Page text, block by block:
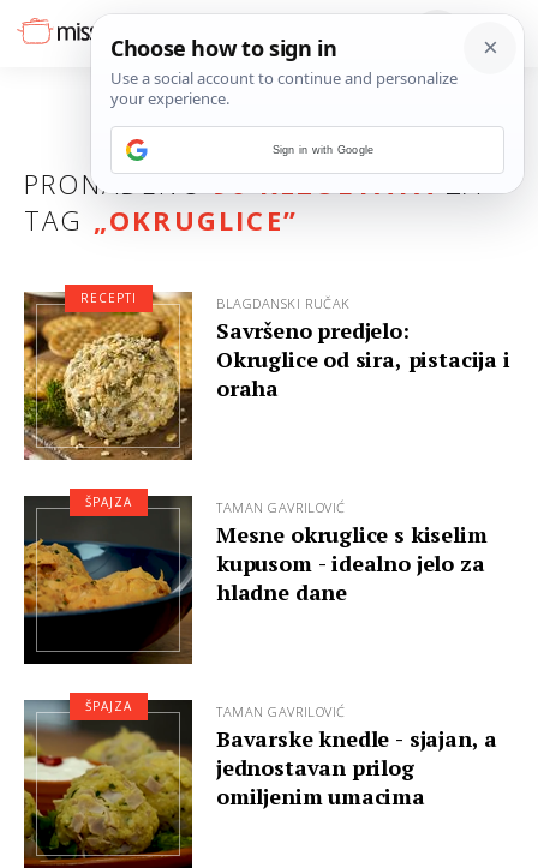
PRONAĐENO90 REZULTATAZA
TAG „OKRUGLICE”
BLAGDANSKI RUČAK
Savršeno predjelo:
Okruglice od sira, pistacija i
oraha
RECEPTI
TAMAN GAVRILOVIĆ
Mesne okruglice s kiselim
kupusom - idealno jelo za
hladne dane
ŠPAJZA
TAMAN GAVRILOVIĆ
Bavarske knedle - sjajan, a
jednostavan prilog
omiljenim umacima
ŠPAJZA
Sign in with Google